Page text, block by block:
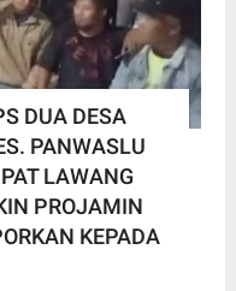
DUA DESA
PANWASLU
LAWANG
PROJAMIN
KEPADA